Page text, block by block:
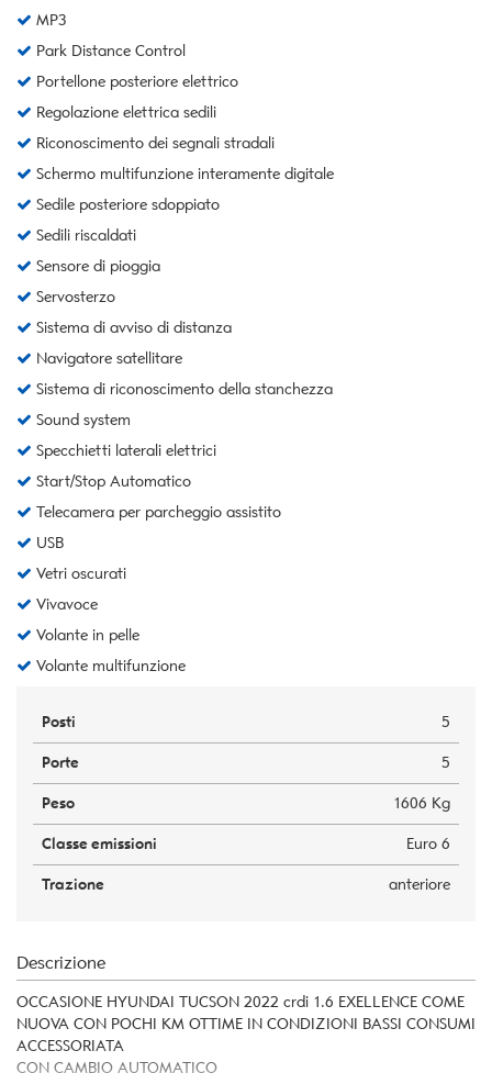
MP3
Park Distance Control
Portellone posteriore elettrico
Regolazione elettrica sedili
Riconoscimento dei segnali stradali
Schermo multifunzione interamente digitale
Sedile posteriore sdoppiato
Sedili riscaldati
Sensore di pioggia
Servosterzo
Sistema di avviso di distanza
Navigatore satellitare
Sistema di riconoscimento della stanchezza
Sound system
Specchietti laterali elettrici
Start/Stop Automatico
Telecamera per parcheggio assistito
USB
Vetri oscurati
Vivavoce
Volante in pelle
Volante multifunzione
Posti 5
Porte 5
Peso 1606 Kg
Classe emissioni Euro 6
Trazione anteriore
Descrizione
OCCASIONE HYUNDAI TUCSON 2022 crdi 1.6 EXELLENCE COME
NUOVA CON POCHI KM OTTIME IN CONDIZIONI BASSI CONSUMI
ACCESSORIATA
CON CAMBIO AUTOMATICO